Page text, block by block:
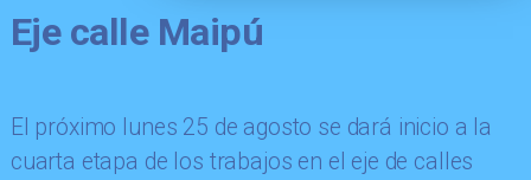
Eje calle Maipú
El próximo lunes 25 de agosto se dará inicio a la
cuarta etapa de los trabajos en el eje de calles